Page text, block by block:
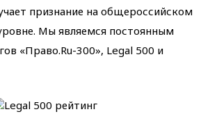
признание на общероссийском
Мы являемся постоянным
«Право.Ru-300», Legal 500 и